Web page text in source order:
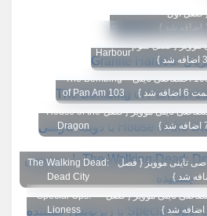
{ فصل اول
تگ تصویر عوض شد 1080
موویز { فصل سوم
Granite
Harbour
تگ تصویر عوض شد 1080 اختصاصی تاینی
شد }
The Bombing
of Pan Am 103
عوض شد 1080 اختصاصی تاینی موویز { فصل House of the
Dragon
شد 1080 اختصاصی تاینی موویز { فصل
The Walking Dead:
Dead City
عوض شد 1080 اختصاصی تاینی موویز { فصل
Special Ops:
Lioness